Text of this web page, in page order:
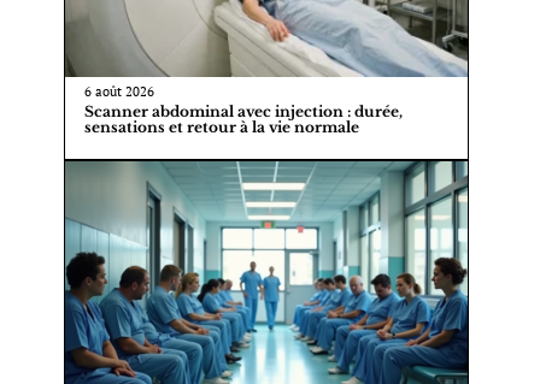
6 août 2026
Scanner abdominal avec injection : durée,
sensations et retour à la vie normale